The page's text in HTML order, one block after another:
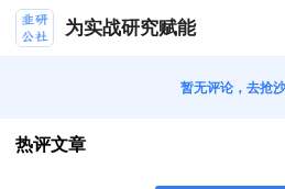
为实战研究赋能
暂无评论，去抢
热评文章